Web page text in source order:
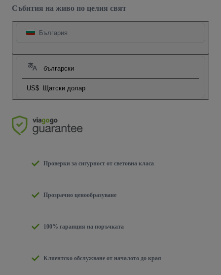
Събития на живо по целия свят
България
български
US$ Щатски долар
Проверки за сигурност от световна класа
Прозрачно ценообразуване
100% гаранция на поръчката
Клиентско обслужване от началото до края